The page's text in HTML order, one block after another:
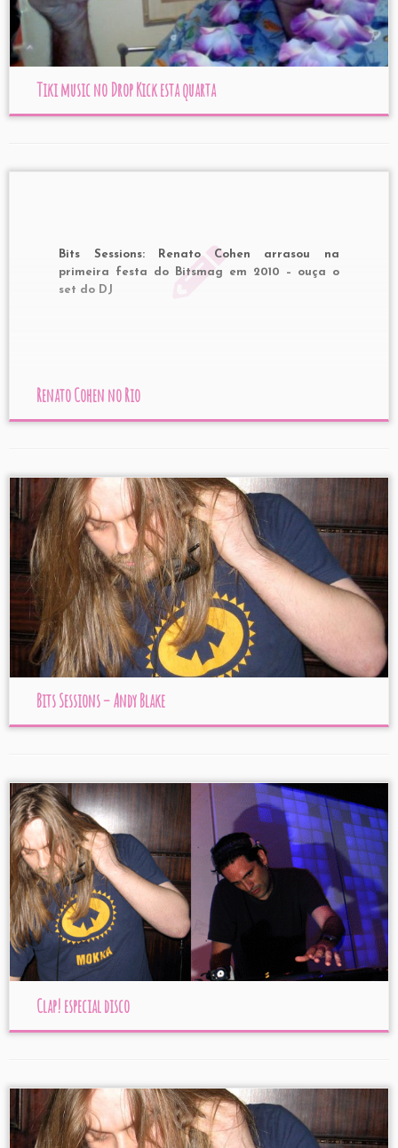
Tiki music no Drop Kick esta quarta
Bits Sessions: Renato Cohen arrasou na
primeira festa do Bitsmag em 2010 – ouça o
set do DJ
Renato Cohen no Rio
Bits Sessions – Andy Blake
Clap! especial disco